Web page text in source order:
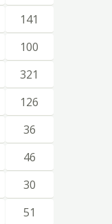
141
100
321
126
36
46
30
51